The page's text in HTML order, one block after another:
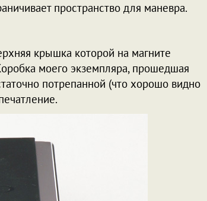
пространство для маневра.
крышка которой на магните
моего экземпляра, прошедшая
потрепанной (что хорошо видно